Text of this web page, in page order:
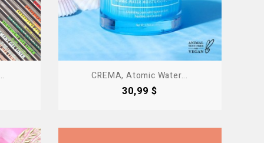
CREMA, Atomic Water...
Precio
30,99 $